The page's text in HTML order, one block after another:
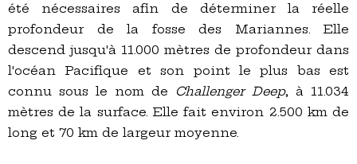
été nécessaires afin de déterminer la réelle
profondeur de la fosse des Mariannes. Elle
descend jusqu'à 11.000 mètres de profondeur dans
l'océan Pacifique et son point le plus bas est
connu sous le nom de
Challenger Deep, à 11.034
mètres de la surface. Elle fait environ 2.500 km de
long et 70 km de largeur moyenne.